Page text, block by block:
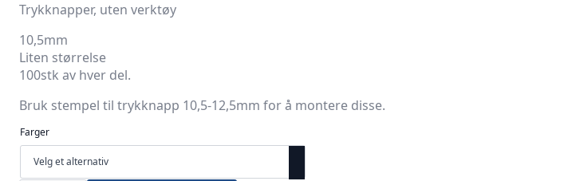
Trykknapper, uten verktøy
10,5mm
Liten størrelse
100stk av hver del.
Bruk stempel til trykknapp 10,5-12,5mm for å montere disse.
Farger